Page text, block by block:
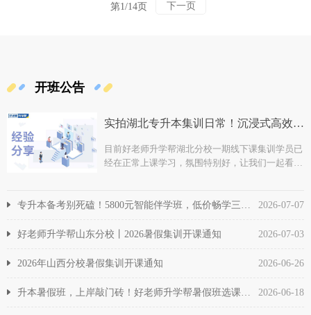
第1/14页 下一页
开班公告
实拍湖北专升本集训日常！沉浸式高效学习，暑期逆袭就现在
目前好老师升学帮湖北分校一期线下课集训学员已
经在正常上课学习，氛围特别好，让我们一起看看
2026-07-07
好老师升学帮山东分校丨2026暑假集训开课通知 2026-07-03
2026年山西分校暑假集训开课通知 2026-06-26
2026-06-18